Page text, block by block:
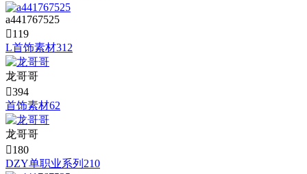
a441767525
119
L首饰素材312
龙哥哥
394
首饰素材62
龙哥哥
180
DZY单职业系列210